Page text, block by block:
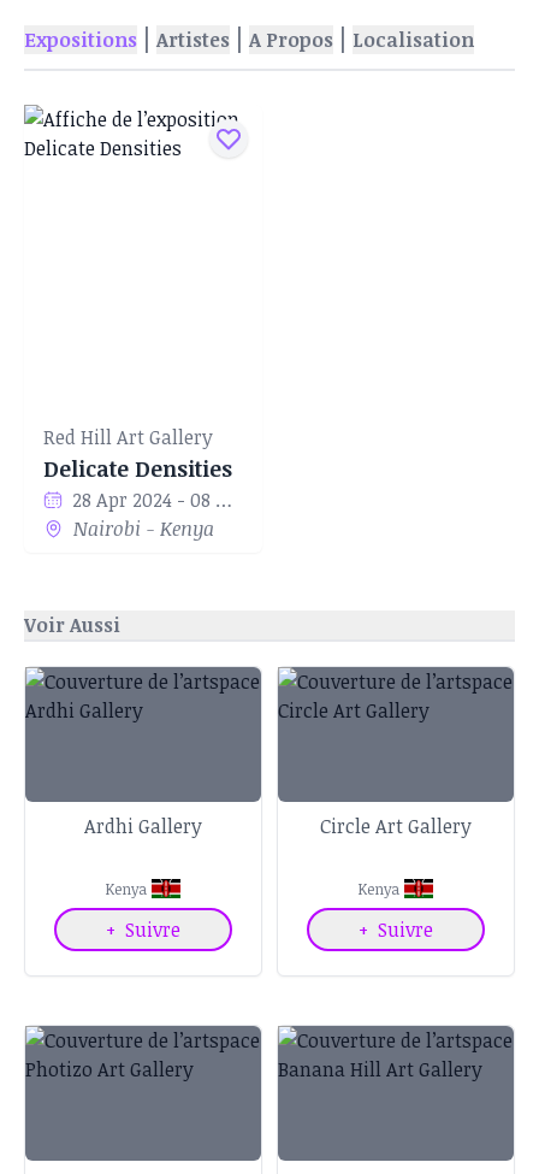
Expositions | Artistes | A Propos | Localisation
Red Hill Art Gallery
Delicate Densities
28 Apr 2024 - 08 Apr 2024
Nairobi - Kenya
Voir Aussi
Ardhi Gallery
Kenya
+ Suivre
Circle Art Gallery
Kenya
+ Suivre